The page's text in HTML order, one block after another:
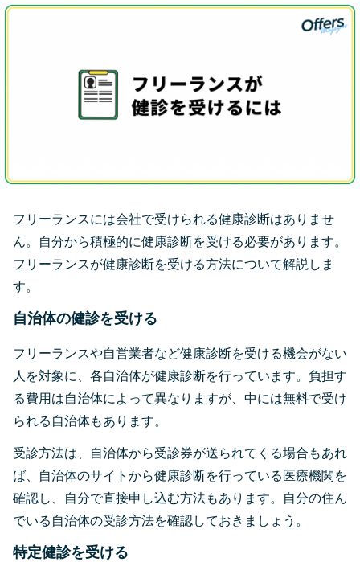
フリーランスには会社で受けられる健康診断はありませ
ん。自分から積極的に健康診断を受ける必要があります。
フリーランスが健康診断を受ける方法について解説しま
す。
自治体の健診を受ける
フリーランスや自営業者など健康診断を受ける機会がない
人を対象に、各自治体が健康診断を行っています。負担す
る費用は自治体によって異なりますが、中には無料で受け
られる自治体もあります。
受診方法は、自治体から受診券が送られてくる場合もあれ
ば、自治体のサイトから健康診断を行っている医療機関を
確認し、自分で直接申し込む方法もあります。自分の住ん
でいる自治体の受診方法を確認しておきましょう。
特定健診を受ける